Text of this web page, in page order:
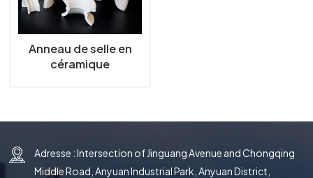
Anneau de selle en
céramique
Adresse : Intersection of Jinguang Avenue and Chongqing
Middle Road, Anyuan Industrial Park, Anyuan District,